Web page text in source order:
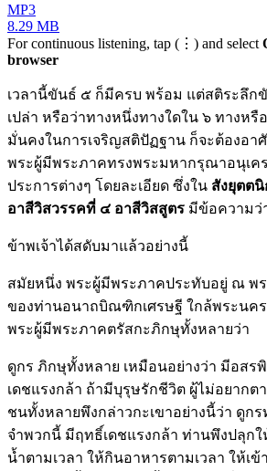
MP3
8.29 MB
For continuous listening, tap (⋮) and select
browser
เวลานี้ขันธ์ ๕ ก็มีครบ พร้อม แต่สติระลึก
เปล่า หรือว่าทางหนึ่งทางใดใน ๖ ทางหรื
มั่นคงในการเจริญสติปัฏฐาน ก็จะต้องอา
พระผู้มีพระภาคทรงพระมหากรุณาอนุเค
ประการต่างๆ โดยละเอียด ซึ่งใน สังยุตต
อาสีวิสวรรคที่ ๔ อาสีวิสสูตร มีข้อความว่
ข้าพเจ้าได้สดับมาแล้วอย่างนี้
สมัยหนึ่ง พระผู้มีพระภาคประทับอยู่ ณ พร
ของท่านอนาถบิณฑิกเศรษฐี ใกล้พระนค
พระผู้มีพระภาคตรัสกะภิกษุทั้งหลายว่า
ดูกร ภิกษุทั้งหลาย เหมือนอย่างว่า มีอสร
เดชแรงกล้า ถ้ามีบุรุษรักชีวิต ผู้ไม่อยากต
ชนทั้งหลายพึงกล่าวกะเขาอย่างนี้ว่า ดูก
จำพวกนี้ มีฤทธิ์เดชแรงกล้า ท่านพึงปลุกใ
น้ำตามเวลา ให้กินอาหารตามเวลา ให้เข้